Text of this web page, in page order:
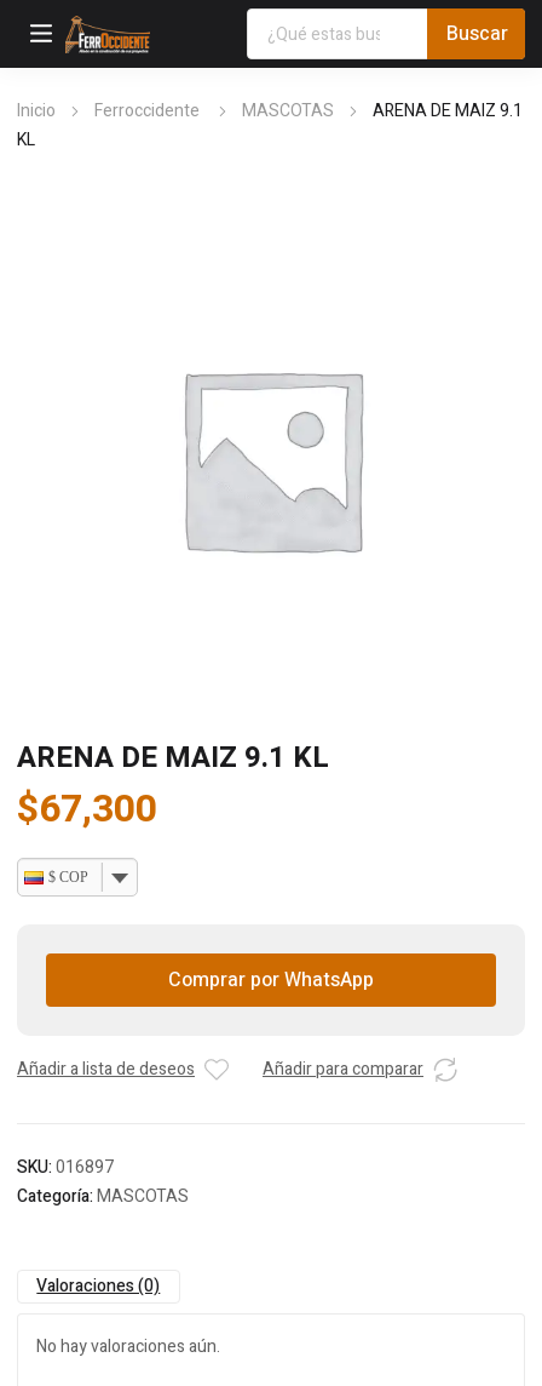
Inicio Ferroccidente MASCOTAS
ARENA DE MAIZ 9.1
KL
ARENA DE MAIZ 9.1 KL
$67,300
$ COP
Comprar por WhatsApp
Añadir a lista de deseos Añadir para comparar
SKU:016897
Categoría:MASCOTAS
Valoraciones (0)
No hay valoraciones aún.